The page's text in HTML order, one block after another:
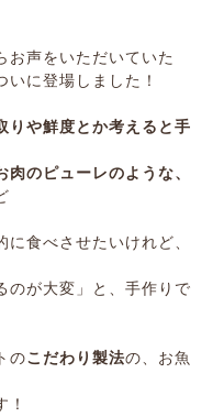
お声をいただいていた
いに登場しました！
りや鮮度とか考えると手
肉のピューレのような、
食べさせたいけれど、
のが大変」と、手作りで
のこだわり製法の、お魚